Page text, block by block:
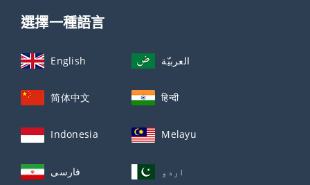
選擇一種語言
English العربيّة
简体中文 हिन्दी
Indonesia Melayu
فارسی اردو